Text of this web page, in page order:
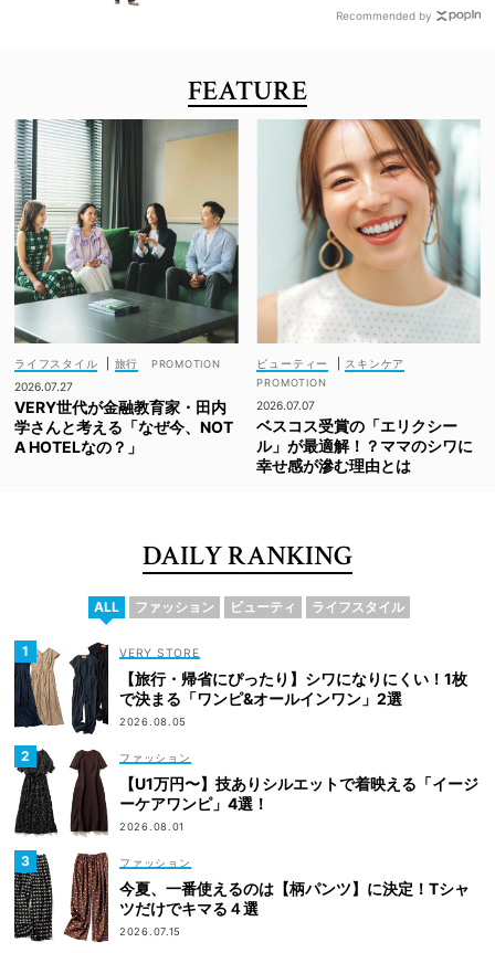
Recommended by
FEATURE
ライフスタイル
旅行
2026.07.27
VERY世代が金融教育家・田内
学さんと考える「なぜ今、NOT
A HOTELなの？」
ビューティー スキンケア
2026.07.07
ベスコス受賞の「エリクシー
ル」が最適解！？ママのシワに
幸せ感が滲む理由とは
DAILY RANKING
ALL ファッション ビューティ ライフスタイル
VERY STORE
【旅行・帰省にぴったり】シワになりにくい！1枚
で決まる「ワンピ&オールインワン」2選
2026.08.05
ファッション
【U1万円〜】技ありシルエットで着映える「イージ
ーケアワンピ」4選！
2026.08.01
ファッション
今夏、一番使えるのは【柄パンツ】に決定！Tシャ
ツだけでキマる４選
2026.07.15